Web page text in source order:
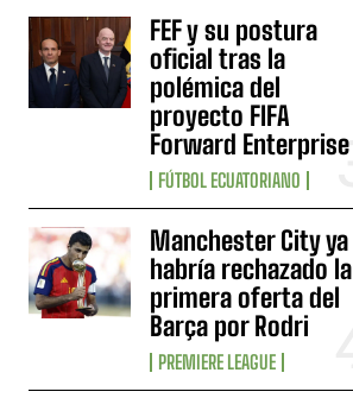
FEF y su postura
oficial tras la
polémica del
proyecto FIFA
Forward Enterprise
FÚTBOL ECUATORIANO
Manchester City ya
habría rechazado la
primera oferta del
Barça por Rodri
PREMIERE LEAGUE